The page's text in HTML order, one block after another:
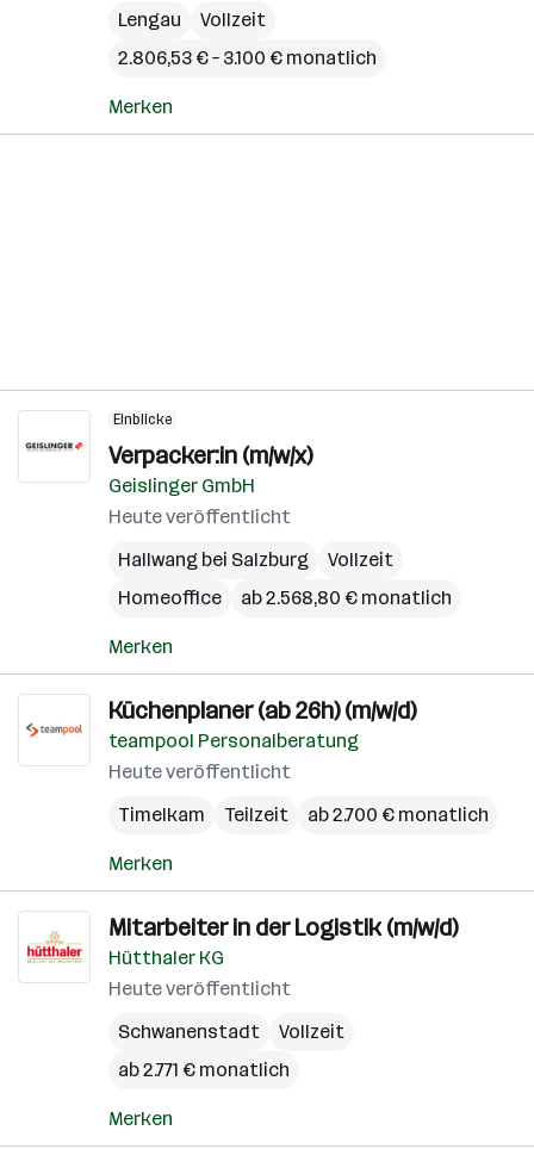
Lengau
Vollzeit
2.806,53 € – 3.100 € monatlich
Merken
Einblicke
Verpacker:in (m/w/x)
Geislinger GmbH
Heute veröffentlicht
Hallwang bei Salzburg
Vollzeit
Homeoffice
ab 2.568,80 € monatlich
Merken
Küchenplaner (ab 26h) (m/w/d)
teampool Personalberatung
Heute veröffentlicht
Timelkam
Teilzeit ab 2.700 € monatlich
Merken
Mitarbeiter in der Logistik (m/w/d)
Hütthaler KG
Heute veröffentlicht
Schwanenstadt
Vollzeit
ab 2.771 € monatlich
Merken